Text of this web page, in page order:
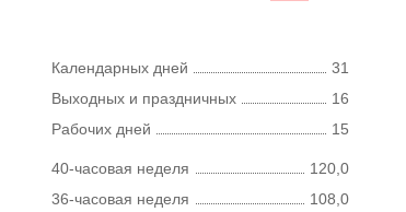
Календарных дней
31
Выходных и праздничных
16
Рабочих дней
15
40-часовая неделя
120,0
36-часовая неделя
108,0